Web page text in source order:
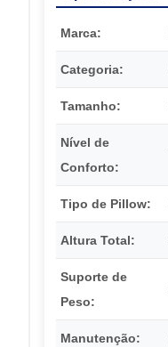
Marca:
Categoria:
Tamanho:
Nível de
Conforto:
Tipo de Pillow:
Altura Total:
Suporte de
Peso:
Manutenção: